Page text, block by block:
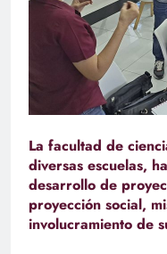
La facultad de
diversas escuelas,
desarrollo de
proyección social,
involucramiento de